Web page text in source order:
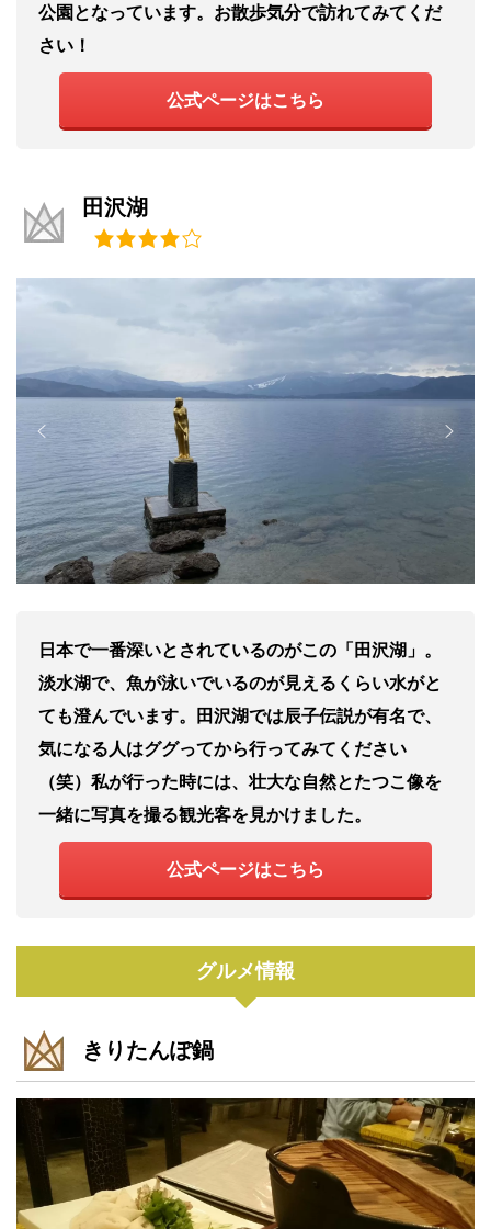
公園となっています。お散歩気分で訪れてみてくだ
さい！
公式ページはこちら
田沢湖
日本で一番深いとされているのがこの「田沢湖」。
淡水湖で、魚が泳いでいるのが見えるくらい水がと
ても澄んでいます。田沢湖では辰子伝説が有名で、
気になる人はググってから行ってみてください
（笑）私が行った時には、壮大な自然とたつこ像を
一緒に写真を撮る観光客を見かけました。
公式ページはこちら
グルメ情報
きりたんぽ鍋